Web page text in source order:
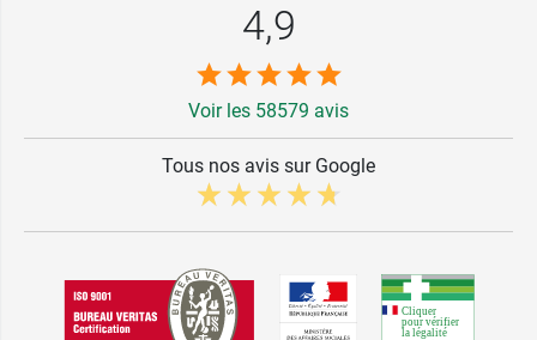
4,9
Voir les 58579 avis
Tous nos avis sur Google